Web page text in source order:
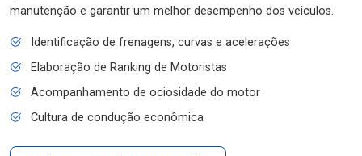
manutenção e garantir um melhor desempenho dos veículos.
Identificação de frenagens, curvas e acelerações
Elaboração de Ranking de Motoristas
Acompanhamento de ociosidade do motor
Cultura de condução econômica